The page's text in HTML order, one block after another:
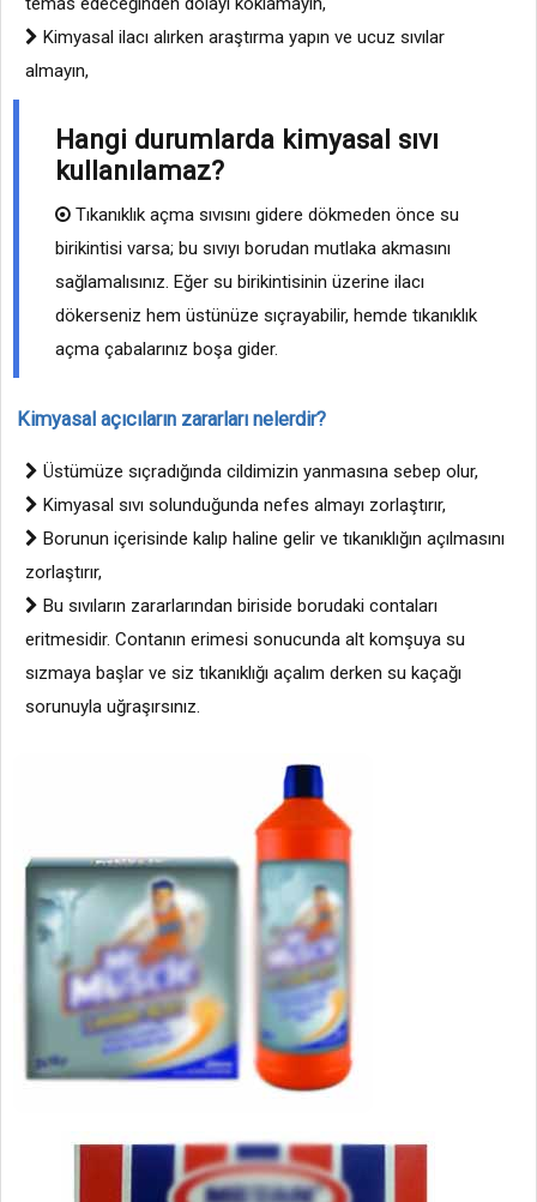
Kimyasal ilacı alırken araştırma yapın ve ucuz sıvılar
almayın,
Hangi durumlarda kimyasal sıvı
kullanılamaz?
Tıkanıklık açma sıvısını gidere dökmeden önce su
birikintisi varsa; bu sıvıyı borudan mutlaka akmasını
sağlamalısınız. Eğer su birikintisinin üzerine ilacı
dökerseniz hem üstünüze sıçrayabilir, hemde tıkanıklık
açma çabalarınız boşa gider.
Kimyasal açıcıların zararları nelerdir?
Üstümüze sıçradığında cildimizin yanmasına sebep olur,
Kimyasal sıvı solunduğunda nefes almayı zorlaştırır,
Borunun içerisinde kalıp haline gelir ve tıkanıklığın açılmasını
zorlaştırır,
Bu sıvıların zararlarından biriside borudaki contaları
eritmesidir. Contanın erimesi sonucunda alt komşuya su
sızmaya başlar ve siz tıkanıklığı açalım derken su kaçağı
sorunuyla uğraşırsınız.